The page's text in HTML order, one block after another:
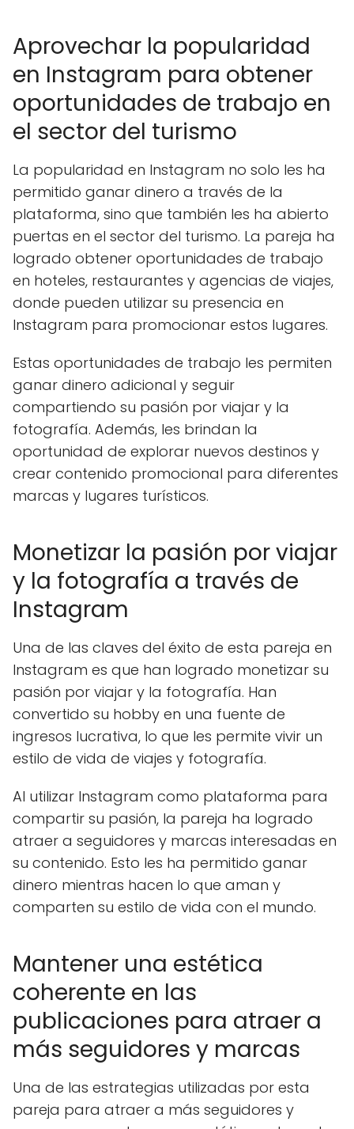
Aprovechar la popularidad
en Instagram para obtener
oportunidades de trabajo en
el sector del turismo
La popularidad en Instagram no solo les ha
permitido ganar dinero a través de la
plataforma, sino que también les ha abierto
puertas en el sector del turismo. La pareja ha
logrado obtener oportunidades de trabajo
en hoteles, restaurantes y agencias de viajes,
donde pueden utilizar su presencia en
Instagram para promocionar estos lugares.
Estas oportunidades de trabajo les permiten
ganar dinero adicional y seguir
compartiendo su pasión por viajar y la
fotografía. Además, les brindan la
oportunidad de explorar nuevos destinos y
crear contenido promocional para diferentes
marcas y lugares turísticos.
Monetizar la pasión por viajar
y la fotografía a través de
Instagram
Una de las claves del éxito de esta pareja en
Instagram es que han logrado monetizar su
pasión por viajar y la fotografía. Han
convertido su hobby en una fuente de
ingresos lucrativa, lo que les permite vivir un
estilo de vida de viajes y fotografía.
Al utilizar Instagram como plataforma para
compartir su pasión, la pareja ha logrado
atraer a seguidores y marcas interesadas en
su contenido. Esto les ha permitido ganar
dinero mientras hacen lo que aman y
comparten su estilo de vida con el mundo.
Mantener una estética
coherente en las
publicaciones para atraer a
más seguidores y marcas
Una de las estrategias utilizadas por esta
pareja para atraer a más seguidores y